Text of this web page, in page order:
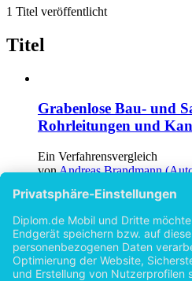
1 Titel veröffentlicht
Titel
Grabenlose Bau- und
Rohrleitungen und
Ein Verfahrensvergleich
vonAndreas Brandmann
Impressum
Datenschutz
AGB
Vertrag widerrufen